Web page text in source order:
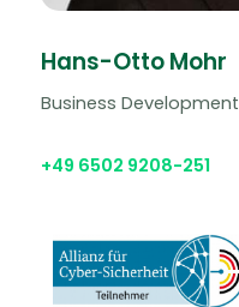
Hans-Otto Mohr
Business Development
+49 6502 9208-251